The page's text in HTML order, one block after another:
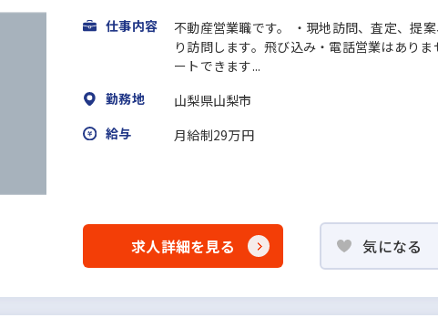
仕事内容
不動産営業職です。 ・現地訪問、査定、提
り訪問します。飛び込み・電話営業はあり
ートできます...
勤務地
山梨県山梨市
給与
月給制29万円
求人詳細を見る 気になる